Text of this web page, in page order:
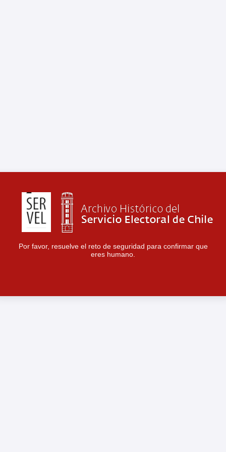
Por favor, resuelve el reto de seguridad para confirmar que
eres humano.